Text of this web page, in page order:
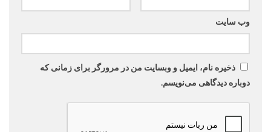
وب‌ سایت
ذخیره نام، ایمیل و وبسایت من در مرورگر برای زمانی که
دوباره دیدگاهی می‌نویسم.